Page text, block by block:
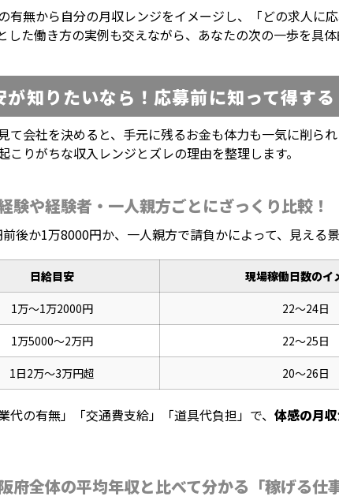
有無から自分の月収レンジをイメージし、「どの求人
た働き方の実例も交えながら、あなたの次の一歩を具
知りたいなら！応募前に知って得する
て会社を決めると、手元に残るお金も体力も一気に削ら
りがちな収入レンジとズレの理由を整理します。
験や経験者・一人親方ごとにざっくり比較！
後か1万8000円か、一人親方で請負かによって、見える
日給目安 現場稼働日数のイ
1万〜1万2000円 22〜24日
1万5000〜2万円 22〜25日
1日2万〜3万円超 20〜26日
の有無」「交通費支給」「道具代負担」で、 体感の月
府全体の平均年収と比べて分かる「稼げる仕